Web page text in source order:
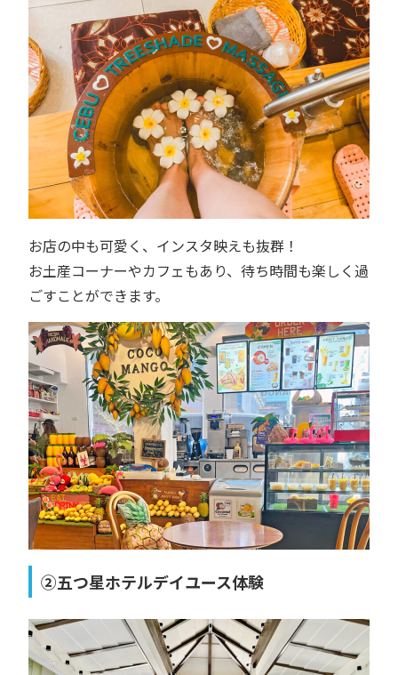
お店の中も可愛く、インスタ映えも抜群！
お土産コーナーやカフェもあり、待ち時間も楽しく過
ごすことができます。
②五つ星ホテルデイユース体験